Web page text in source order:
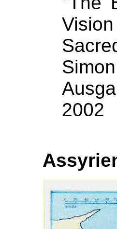
2002